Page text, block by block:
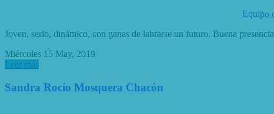
Equipo
Joven, serio, dinámico, con ganas de labrarse un futuro. Buena
Miércoles 15 May, 2019
Leer más
Sandra Rocío Mosquera Chacón